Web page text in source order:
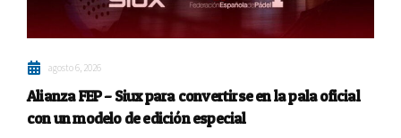
agosto 6, 2026
Alianza FEP – Siux para convertirse en la pala oficial
con un modelo de edición especial